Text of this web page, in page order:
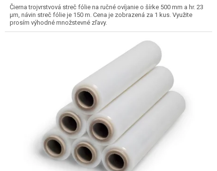
Čierna trojvrstvová streč fólie na ručné ovíjanie o šírke 500 mm a hr. 23
µm, návin streč fólie je 150 m. Cena je zobrazená za 1 kus. Využite
prosím výhodné množstevné zľavy.